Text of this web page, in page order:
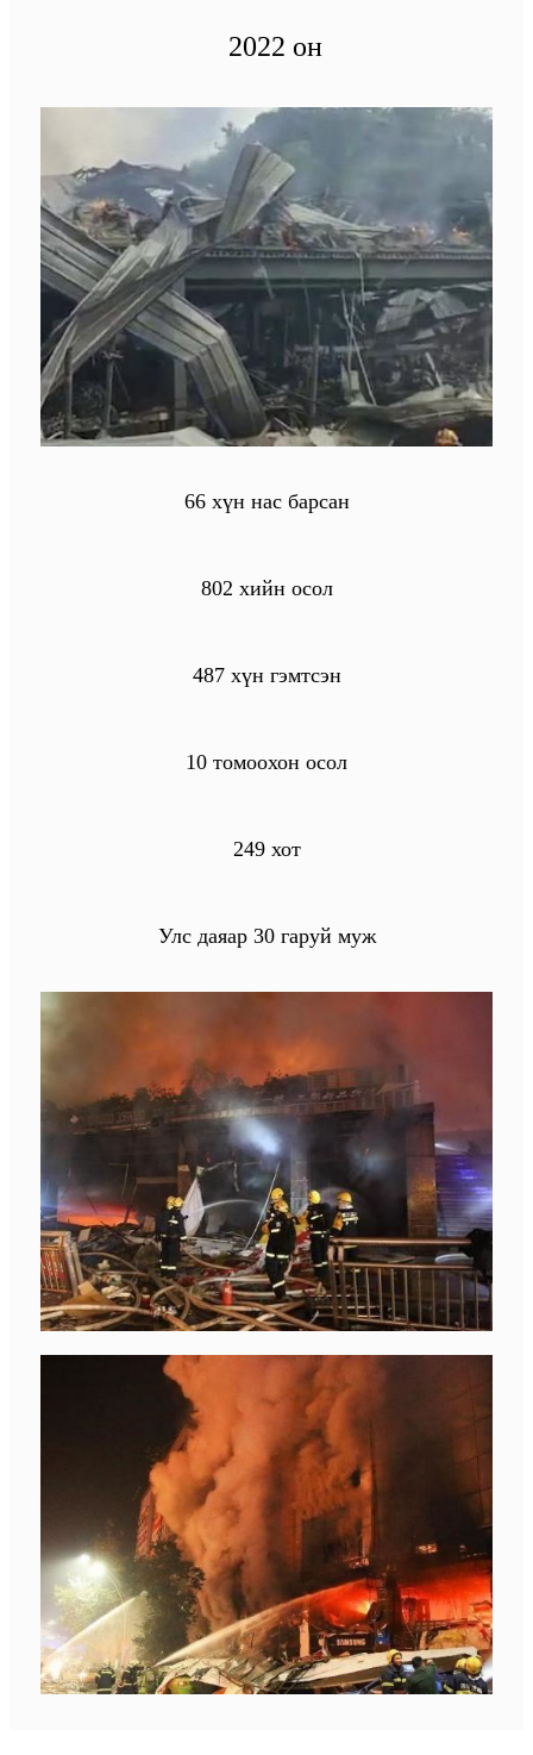
2022 он
66 хүн нас барсан
802 хийн осол
487 хүн гэмтсэн
10 томоохон осол
249 хот
Улс даяар 30 гаруй муж